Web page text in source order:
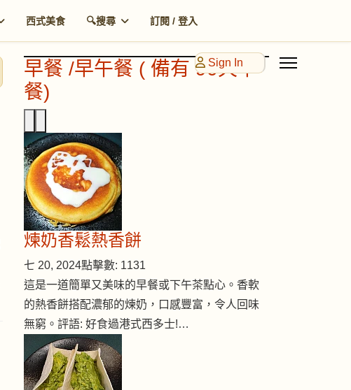
西式美食 🔍搜尋 訂閱 / 登入
Sign In
早餐 /早午餐 ( 備有 90天早
餐)
煉奶香鬆熱香餅
七 20, 2024點擊數: 1131
這是一道簡單又美味的早餐或下午茶點心。香軟
的熱香餅搭配濃郁的煉奶，口感豐富，令人回味
無窮。評語: 好食過港式西多士!…